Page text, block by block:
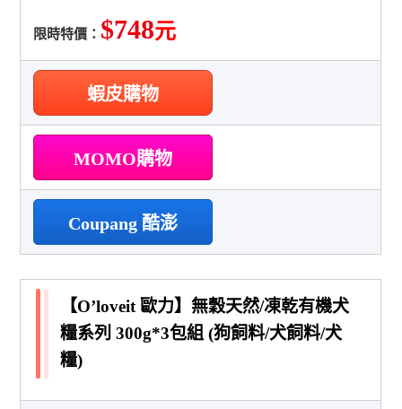
限時特價： $748元
蝦皮購物
MOMO購物
Coupang 酷澎
【O’loveit 歐力】無穀天然/凍乾有機犬
糧系列 300g*3包組 (狗飼料/犬飼料/犬
糧)